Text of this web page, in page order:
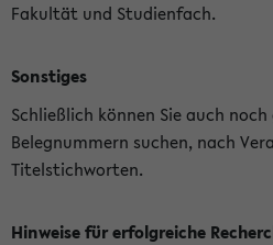
Fakultät und Studienfach.
Sonstiges
Schließlich können Sie auch
Belegnummern suchen, nach
Titelstichworten.
Hinweise für erfolgreiche